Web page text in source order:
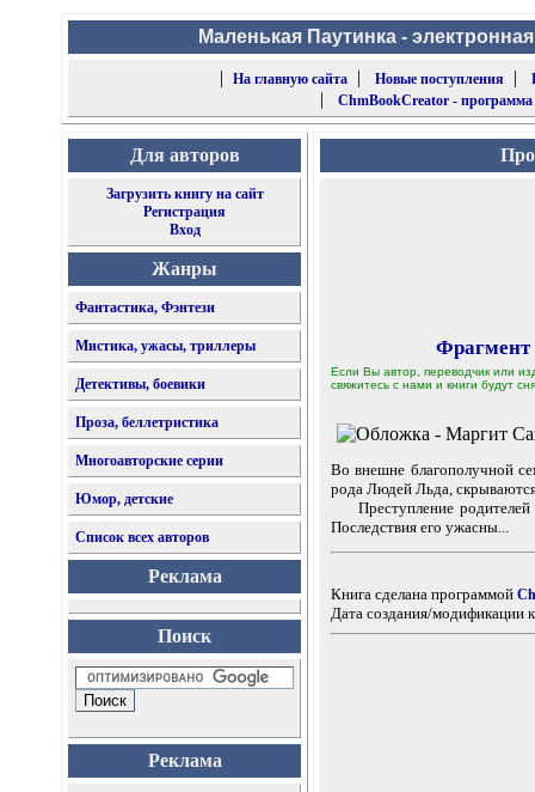
Маленькая Паутинка -
|
На главную сайта| Новые поступления |
| ChmBookCreator -
Для авторов
Загрузить книгу на сайт
Регистрация
Вход
Жанры
Фантастика, Фэнтези
Мистика, ужасы, триллеры
Детективы, боевики
Проза, беллетристика
Многоавторские серии
Юмор, детские
Список всех авторов
Реклама
Поиск
Реклама
Фрагмент
Если Вы автор, переводчик или
свяжитесь с нами и книги будут
Во внешне благополучной
рода Людей Льда,
Преступление родителей
Последствия его ужасны...
Книга сделана программой
Дата создания/модификации